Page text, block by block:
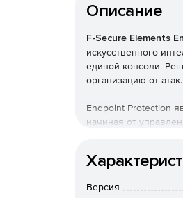
Описание
F-Secure Elements
искусственного
единой консоли.
организацию от атак.
Endpoint Protection
начиная от
F-Secure Elements
Обеспечивает
Версия